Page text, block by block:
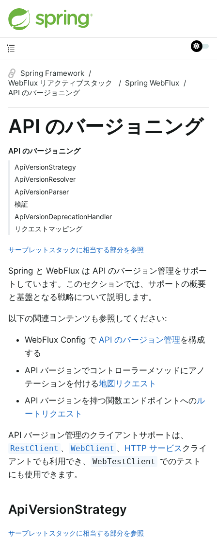
Spring Framework
WebFlux リアクティブスタック
Spring WebFlux
API のバージョニング
API のバージョニング
API のバージョニング
ApiVersionStrategy
ApiVersionResolver
ApiVersionParser
検証
ApiVersionDeprecationHandler
リクエストマッピング
サーブレットスタックに相当する部分を参照
Spring と WebFlux は API のバージョン管理をサポー
トしています。このセクションでは、サポートの概要
と基盤となる戦略について説明します。
以下の関連コンテンツも参照してください:
WebFlux Config で API のバージョン管理を構成
する
API バージョンでコントローラーメソッドにアノ
テーションを付ける地図リクエスト
API バージョンを持つ関数エンドポイントへのル
ートリクエスト
API バージョン管理のクライアントサポートは、
RestClient 、 WebClient 、 HTTP サービス クライ
アントでも利用でき、
WebTestClient
でのテスト
にも使用できます。
ApiVersionStrategy
サーブレットスタックに相当する部分を参照